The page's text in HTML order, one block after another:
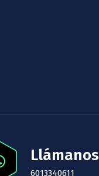
Llámanos
6013340611